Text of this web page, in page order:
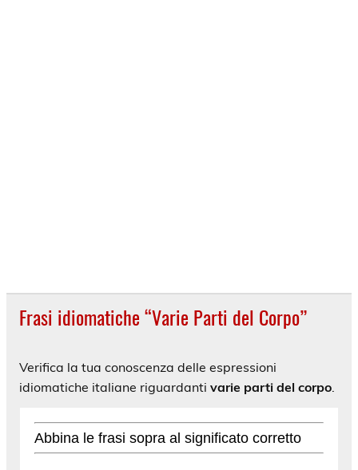
Frasi idiomatiche “Varie Parti del Corpo”
Verifica la tua conoscenza delle espressioni
idiomatiche italiane riguardanti varie parti del corpo